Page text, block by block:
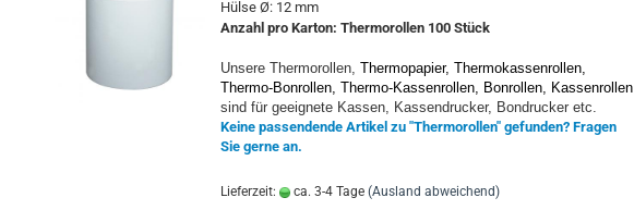
Hülse Ø: 12 mm
Anzahl pro Karton: Thermorollen 100 Stück
Unsere Thermorollen, Thermopapier, Thermokassenrollen,
Thermo-Bonrollen, Thermo-Kassenrollen, Bonrollen, Kassenrollen
sind für geeignete Kassen, Kassendrucker, Bondrucker etc.
Keine passendende Artikel zu "Thermorollen" gefunden? Fragen
Sie gerne an.
Lieferzeit: ca. 3-4 Tage (Ausland abweichend)